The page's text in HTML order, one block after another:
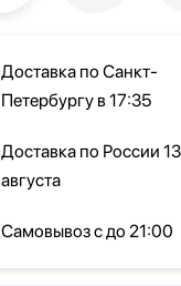
Доставка по Санкт-
Петербургу в 17:35
Доставка по России 13
августа
Самовывоз с до 21:00